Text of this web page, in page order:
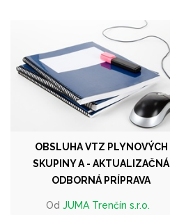
OBSLUHA VTZ PLYNOVÝCH
SKUPINY A - AKTUALIZAČNÁ
ODBORNÁ PRÍPRAVA
Od JUMA Trenčín s.r.o.